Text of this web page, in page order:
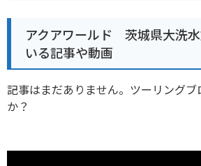
アクアワールド 茨城県大洗
いる記事や動画
記事はまだありません。ツーリング
か？